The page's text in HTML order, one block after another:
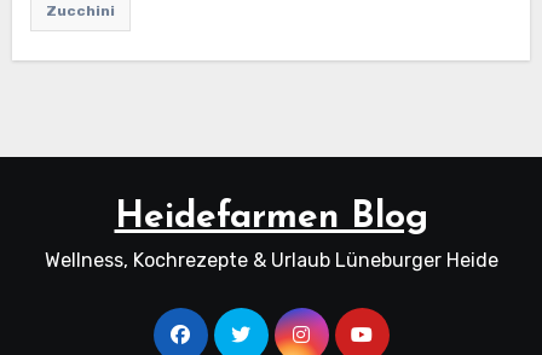
Zucchini
Heidefarmen Blog
Wellness, Kochrezepte & Urlaub Lüneburger Heide